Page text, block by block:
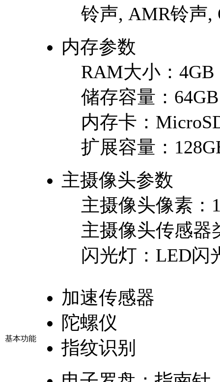
铃声, AMR铃声,
内存参数
RAM大小： 4GB
储存容量： 64GB
内存卡：
扩展容量：
主摄像头参数
主摄像头像素：
主摄像头传感器
闪光灯： LED闪
基本功能
加速传感器
陀螺仪
指纹识别